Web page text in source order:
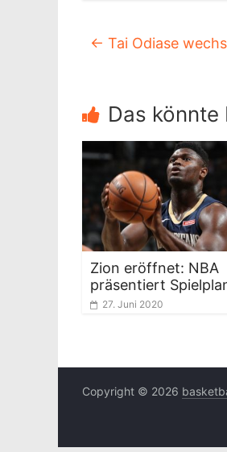
← Tai Odiase
Das könnte
Zion eröffnet: NBA
präsentiert
27. Juni 2020
Copyright © 2026